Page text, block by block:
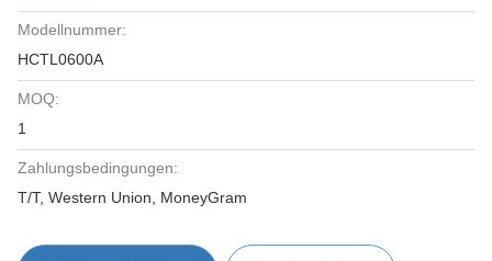
Modellnummer:
HCTL0600A
MOQ:
1
Zahlungsbedingungen:
T/T, Western Union, MoneyGram